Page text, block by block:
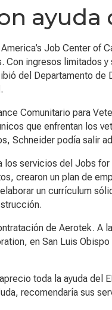
ayuda
Job Center of
Con ingresos limitados y
del Departamento de
Comunitario para
que enfrentan los
Schneider podía salir
los servicios del Jobs for
crearon un plan de
un currículum
de Aerotek. A
en San Luis Obispo
toda la ayuda del
recomendaría sus